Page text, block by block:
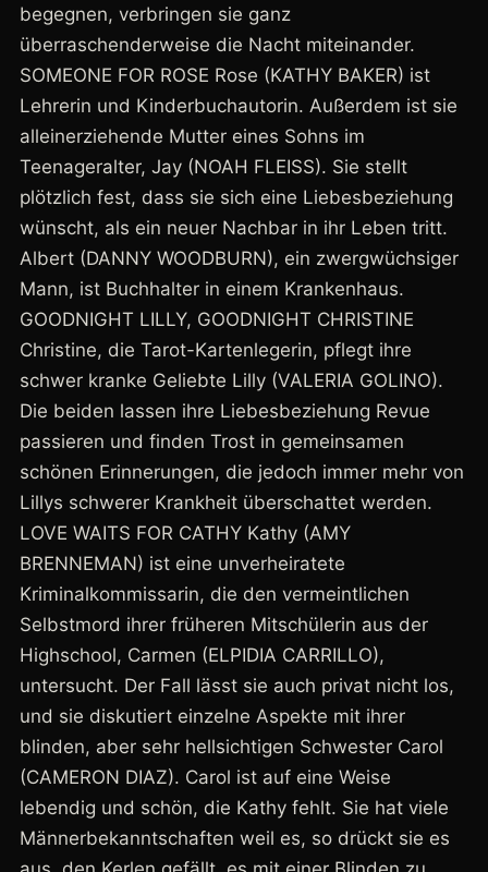
begegnen, verbringen sie ganz
überraschenderweise die Nacht miteinander.
SOMEONE FOR ROSE Rose (KATHY BAKER) ist
Lehrerin und Kinderbuchautorin. Außerdem ist sie
alleinerziehende Mutter eines Sohns im
Teenageralter, Jay (NOAH FLEISS). Sie stellt
plötzlich fest, dass sie sich eine Liebesbeziehung
wünscht, als ein neuer Nachbar in ihr Leben tritt.
Albert (DANNY WOODBURN), ein zwergwüchsiger
Mann, ist Buchhalter in einem Krankenhaus.
GOODNIGHT LILLY, GOODNIGHT CHRISTINE
Christine, die Tarot-Kartenlegerin, pflegt ihre
schwer kranke Geliebte Lilly (VALERIA GOLINO).
Die beiden lassen ihre Liebesbeziehung Revue
passieren und finden Trost in gemeinsamen
schönen Erinnerungen, die jedoch immer mehr von
Lillys schwerer Krankheit überschattet werden.
LOVE WAITS FOR CATHY Kathy (AMY
BRENNEMAN) ist eine unverheiratete
Kriminalkommissarin, die den vermeintlichen
Selbstmord ihrer früheren Mitschülerin aus der
Highschool, Carmen (ELPIDIA CARRILLO),
untersucht. Der Fall lässt sie auch privat nicht los,
und sie diskutiert einzelne Aspekte mit ihrer
blinden, aber sehr hellsichtigen Schwester Carol
(CAMERON DIAZ). Carol ist auf eine Weise
lebendig und schön, die Kathy fehlt. Sie hat viele
Männerbekanntschaften weil es, so drückt sie es